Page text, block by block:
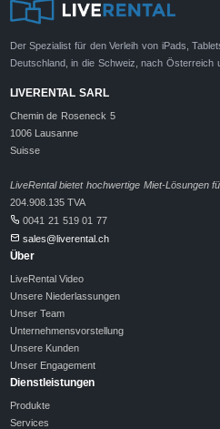
Der Spezialist für den Verleih von iPads,
Deutschland, in die Schweiz, nach Österreich
LIVERENTAL SARL
Chemin de Roseneck 5
1006 Lausanne
Suisse
LiveRental bietet hochwertige Miet-Lösungen
204.908.135 TVA
0041 21 519 01 77
sales@liverental.ch
Über
LiveRental Video
Unsere Niederlassungen
Unser Team
Unternehmensvorstellung
Unsere Kunden
Unser Engagement
Dienstleistungen
Produkte
Services